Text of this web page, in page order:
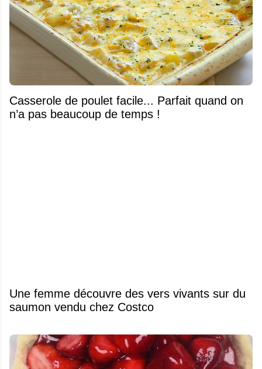
Casserole de poulet facile... Parfait quand on
n’a pas beaucoup de temps !
Une femme découvre des vers vivants sur du
saumon vendu chez Costco